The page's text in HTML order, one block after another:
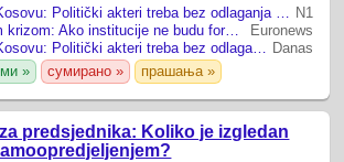
N1
Priština pred novom krizom: Ako institucije ne budu formirane sutra, slede novi izbori
Euronews
Danas
» сумирано » прашања »
predsjednika: Koliko je izgledan